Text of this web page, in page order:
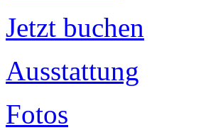
Jetzt buchen
Ausstattung
Fotos